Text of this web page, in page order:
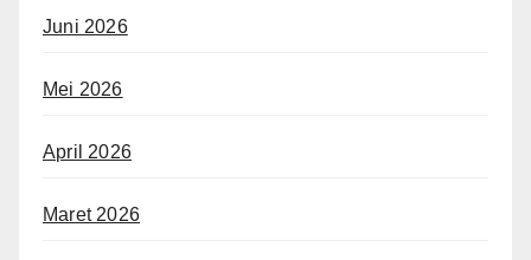
Juni 2026
Mei 2026
April 2026
Maret 2026